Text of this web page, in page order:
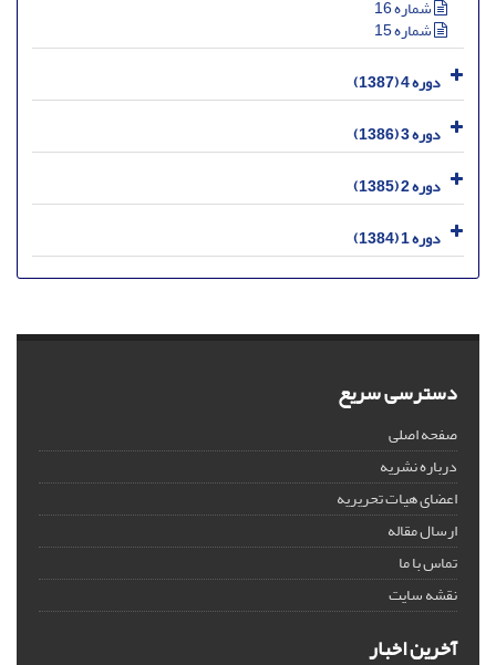
شماره 16
شماره 15
دوره 4 (1387)
دوره 3 (1386)
دوره 2 (1385)
دوره 1 (1384)
دسترسی سریع
صفحه اصلی
درباره نشریه
اعضای هیات تحریریه
ارسال مقاله
تماس با ما
نقشه سایت
آخرین اخبار